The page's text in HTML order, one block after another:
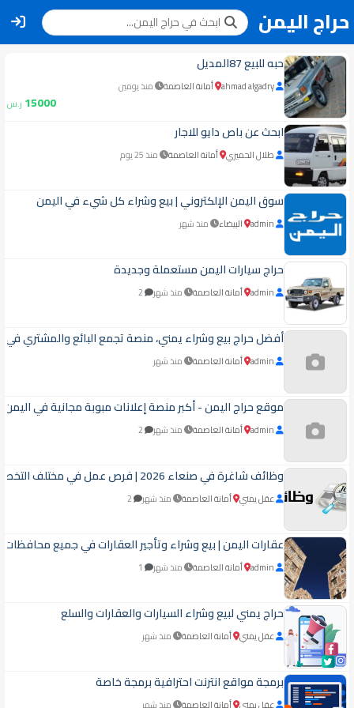
حراج اليمن
حبه للبيع 87المديل
ahmad algadry أمانة العاصمة منذ يومين
15000 ر.س
ابحث عن باص دايو للاجار
طلال الحميري أمانة العاصمة منذ 25 يوم
سوق اليمن الإلكتروني | بيع وشراء كل شيء في اليمن
admin البيضاء منذ شهر
حراج سيارات اليمن مستعملة وجديدة
admin أمانة العاصمة منذ شهر
أفضل حراج بيع وشراء يمني، منصة تجمع البائع والمشتري
admin أمانة العاصمة منذ شهر
موقع حراج اليمن - أكبر منصة إعلانات مبوبة مجانية في اليمن
admin أمانة العاصمة منذ شهر
وظائف شاغرة في صنعاء 2026 | فرص عمل في مختلف التخصصات
عقل يمني أمانة العاصمة منذ شهر
عقارات اليمن | بيع وشراء وتأجير العقارات في جميع محافظات
admin أمانة العاصمة منذ شهر
حراج يمني لبيع وشراء السيارات والعقارات والسلع
عقل يمني أمانة العاصمة منذ شهر
برمجة مواقع انترنت احترافية برمجة خاصة
عقل يمني أمانة العاصمة منذ شهر